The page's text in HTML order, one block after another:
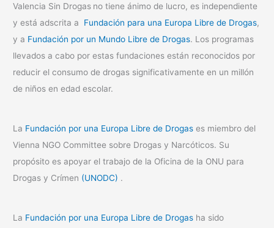
Valencia Sin Drogas no tiene ánimo de lucro, es independiente
y está adscrita a Fundación para una Europa Libre de Drogas,
y a Fundación por un Mundo Libre de Drogas. Los programas
llevados a cabo por estas fundaciones están reconocidos por
reducir el consumo de drogas significativamente en un millón
de niños en edad escolar.
La Fundación por una Europa Libre de Drogas es miembro del
Vienna NGO Committee sobre Drogas y Narcóticos. Su
propósito es apoyar el trabajo de la Oficina de la ONU para
Drogas y Crímen (UNODC) .
La Fundación por una Europa Libre de Drogas ha sido